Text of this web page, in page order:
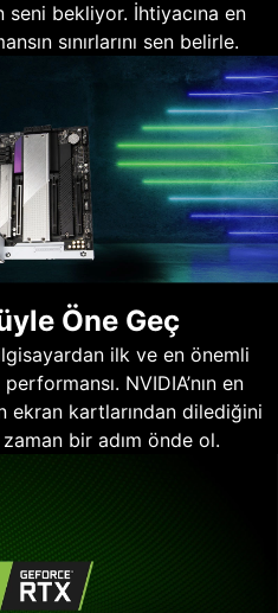
bekliyor. İhtiyacına en
sınırlarını sen belirle.
Öne Geç
ilk ve en önemli
NVIDIA’nın en
ekran kartlarından dilediğini
bir adım önde ol.